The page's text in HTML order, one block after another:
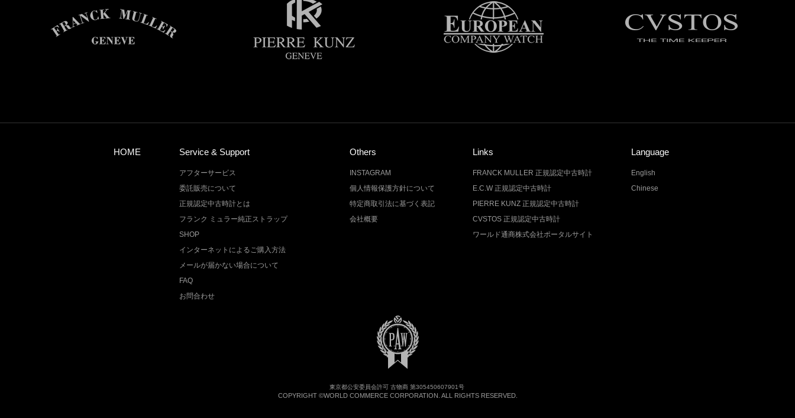
HOME Service & Support
アフターサービス
委託販売について
正規認定中古時計とは
フランク ミュラー純正ストラップ
SHOP
インターネットによるご購入方法
メールが届かない場合について
FAQ
お問合わせ
Others
INSTAGRAM
個人情報保護方針について
特定商取引法に基づく表記
会社概要
Links
FRANCK MULLER 正規認定中古時計
E.C.W 正規認定中古時計
PIERRE KUNZ 正規認定中古時計
CVSTOS 正規認定中古時計
ワールド通商株式会社ポータルサイト
Language
English
Chinese
東京都公安委員会許可 古物商 第305450607901号
COPYRIGHT ©WORLD COMMERCE CORPORATION. ALL RIGHTS RESERVED.